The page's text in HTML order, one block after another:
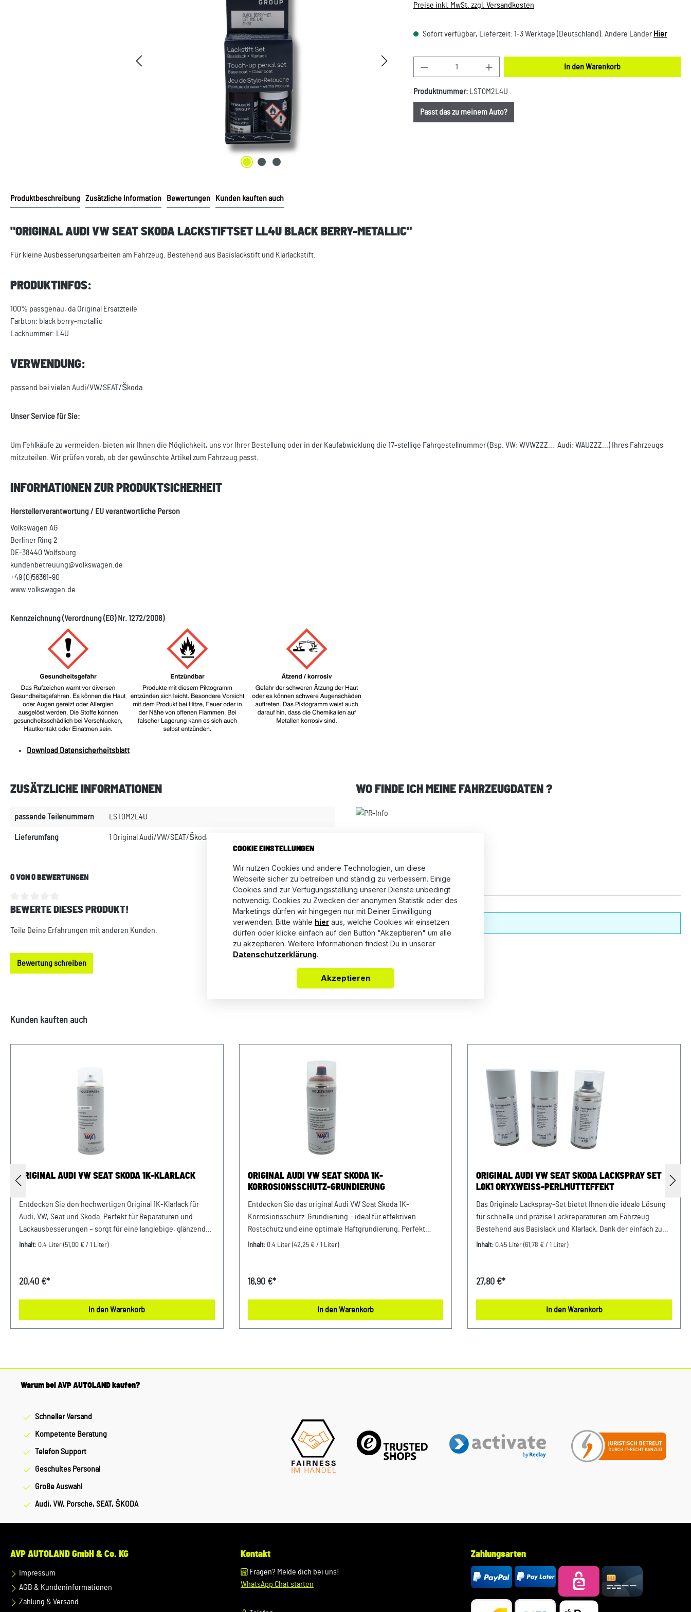
Preise inkl. MwSt. zzgl. Versandkosten
Sofort verfügbar, Lieferzeit: 1-3 Werktage (Deutschland). Andere Länder Hier
Produkt Anzahl: Gib den gewünschten Wert ein oder
In den Warenkorb
Produktnummer: LST0M2L4U
Passt das zu meinem Auto?
Produktbeschreibung Zusätzliche Information Bewertungen Kunden kauften auch
"ORIGINAL AUDI VW SEAT SKODA LACKSTIFTSET LL4U BLACK BERRY-METALLIC"
Für kleine Ausbesserungsarbeiten am Fahrzeug. Bestehend aus Basislackstift und Klarlackstift.
PRODUKTINFOS:
100% passgenau, da Original Ersatzteile
Farbton: black berry-metallic
Lacknummer: L4U
VERWENDUNG:
passend bei vielen Audi/VW/SEAT/Škoda
Unser Service für Sie:
Um Fehlkäufe zu vermeiden, bieten wir Ihnen die Möglichkeit, uns vor Ihrer Bestellung oder in der Kaufabwicklung die 17-stellige Fahrgestellnummer (Bsp. VW: WVWZZZ... Audi: WAUZZZ...) Ihres Fahrzeugs
mitzuteilen. Wir prüfen vorab, ob der gewünschte Artikel zum Fahrzeug passt.
INFORMATIONEN ZUR PRODUKTSICHERHEIT
Herstellerverantwortung / EU verantwortliche Person
Volkswagen AG
Berliner Ring 2
DE-38440 Wolfsburg
kundenbetreuung@volkswagen.de
+49 (0)56361-90
www.volkswagen.de
Kennzeichnung (Verordnung (EG) Nr. 1272/2008)
Download Datensicherheitsblatt
ZUSÄTZLICHE INFORMATIONEN
passende Teilenummern LST0M2L4U
Lieferumfang 1 Original Audi/VW/SEAT/Škoda Lackstiftset black berry-metallic
WO FINDE ICH MEINE FAHRZEUGDATEN ?
0 VON 0 BEWERTUNGEN
Durchschnittliche Bewertung von 0 von 5 Sternen
BEWERTE DIESES PRODUKT!
Teile Deine Erfahrungen mit anderen Kunden.
Bewertung schreiben
Bewertungen nur in der aktuellen Sprache anzeigen.
Keine Bewertungen gefunden. Teile Deine Erfahrungen mit anderen.
Produktgalerie überspringen
Kunden kauften auch
ORIGINAL AUDI VW SEAT SKODA 1K-KLARLACK
Entdecken Sie den hochwertigen Original 1K-Klarlack für
Audi, VW, Seat und Skoda. Perfekt für Reparaturen und
Lackausbesserungen – sorgt für eine langlebige, glänzende
und widerstandsfähige Oberfläche. Einfach in der
ErsatzteileKlarlack bestehend aus 400ml Verwendung:
Kaufabwicklung die 17-stellige Fahrgestellnummer (Bsp. VW:
Inhalt: 0.4 Liter (51,00 € / 1 Liter)
20,40 €*
In den Warenkorb
ORIGINAL AUDI VW SEAT SKODA 1K-
KORROSIONSSCHUTZ-GRUNDIERUNG
Entdecken Sie das original Audi VW Seat Skoda 1K-
Korrosionsschutz-Grundierung – ideal für effektiven
Rostschutz und eine optimale Haftgrundierung. Perfekt
abgestimmt auf Ihre Fahrzeugreparaturen und
100% passgenau, da Original ErsatzteileKorrosionsschutz-
Möglichkeit, uns vor Ihrer Bestellung oder in der
Inhalt: 0.4 Liter (42,25 € / 1 Liter)
16,90 €*
In den Warenkorb
ORIGINAL AUDI VW SEAT SKODA LACKSPRAY SET
L0K1 ORYXWEISS-PERLMUTTEFFEKT
Das Originale Lackspray-Set bietet Ihnen die ideale Lösung
für schnelle und präzise Lackreparaturen am Fahrzeug.
Bestehend aus Basislack und Klarlack. Dank der einfach zu
handhabenden Sprühdosen erzielen Sie makellose
passgenau, da Original ErsatzteileFarbton: oryxweiss-
Perlmutteffekt Verwendung: passend bei vielen Audi VW
Inhalt:0.45 Liter(61,78 € / 1 Liter)
27,80 €*
In den Warenkorb
Warum bei AVP AUTOLAND kaufen?
Schneller Versand
Kompetente Beratung
Telefon Support
Geschultes Personal
Große Auswahl
Audi, VW, Porsche, SEAT, ŠKODA
AVP AUTOLAND GmbH & Co. KG
Impressum
AGB & Kundeninformationen
Zahlung & Versand
Kontakt
Fragen? Melde dich bei uns!
WhatsApp Chat starten
Zahlungsarten
COOKIE EINSTELLUNGEN
Wir nutzen Cookies und andere Technologien, um diese
Webseite sicher zu betreiben und ständig zu verbessern. Einige
Cookies sind zur Verfügungsstellung unserer Dienste unbedingt
notwendig. Cookies zu Zwecken der anonymen Statistik oder des
Marketings dürfen wir hingegen nur mit Deiner Einwilligung
verwenden. Bitte wähle hier aus, welche Cookies wir einsetzen
dürfen oder klicke einfach auf den Button "Akzeptieren" um alle
zu akzeptieren. Weitere Informationen findest Du in unserer
Datenschutzerklärung.
Akzeptieren